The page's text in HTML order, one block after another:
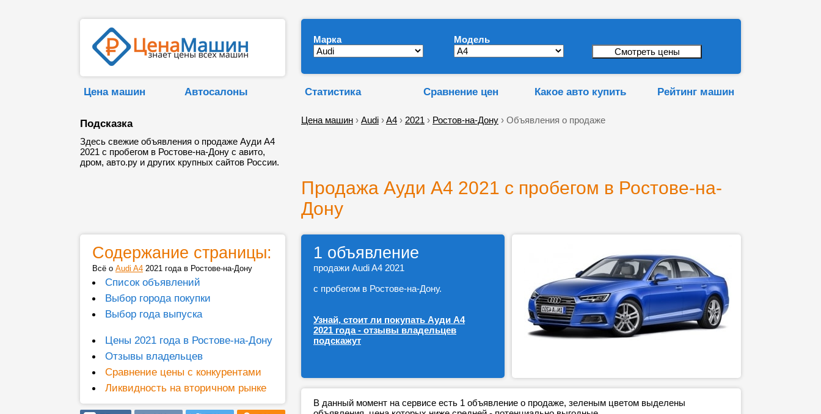
Марка Модель
Цена машин Автосалоны Статистика Сравнение цен Какое авто купить Рейтинг машин
Подсказка
Здесь свежие объявления о продаже Ауди А4
2021 с пробегом в Ростове-на-Дону с авито,
дром, авто.ру и других крупных сайтов России.
Цена машин › Audi ›A4 › 2021 › Ростов-на-Дону › Объявления о продаже
Продажа Ауди А4 2021 с пробегом в Ростове-на-
Дону
Содержание страницы:
Всё о Audi A4 2021 года в Ростове-на-Дону
Список объявлений
Выбор города покупки
Выбор года выпуска
Цены 2021 года в Ростове-на-Дону
Отзывы владельцев
Сравнение цены с конкурентами
Ликвидность на вторичном рынке
1 объявление
продажи Audi A4 2021
с пробегом в Ростове-на-Дону.
Узнай, стоит ли покупать Ауди А4
2021 года - отзывы владельцев
подскажут
В данный момент на сервисе есть 1 объявление о продаже, зеленым цветом выделены